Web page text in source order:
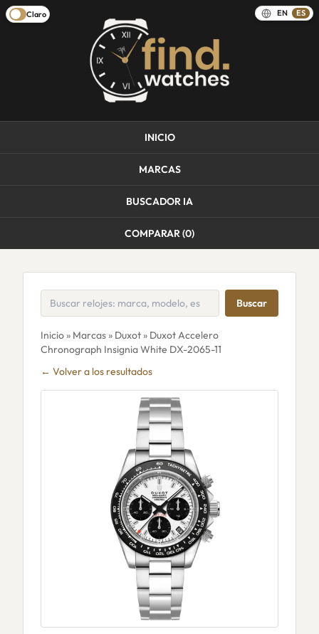
Claro EN ES
INICIO
MARCAS
BUSCADOR IA
COMPARAR (0)
Buscar
Inicio» Marcas» Duxot» Duxot Accelero
Chronograph Insignia White DX-2065-11
← Volver a los resultados